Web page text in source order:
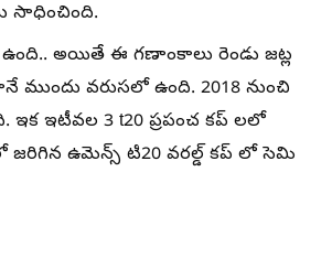
సాధించింది.
ఉంది.. అయితే ఈ గణాంకాలు రెండు జట్ల
వరుసలో ఉంది. 2018 నుంచి
ఇక ఇటీవల 3 t20 ప్రపంచ కప్ లలో
ఉమెన్స్ టి20 వరల్డ్ కప్ లో సెమి